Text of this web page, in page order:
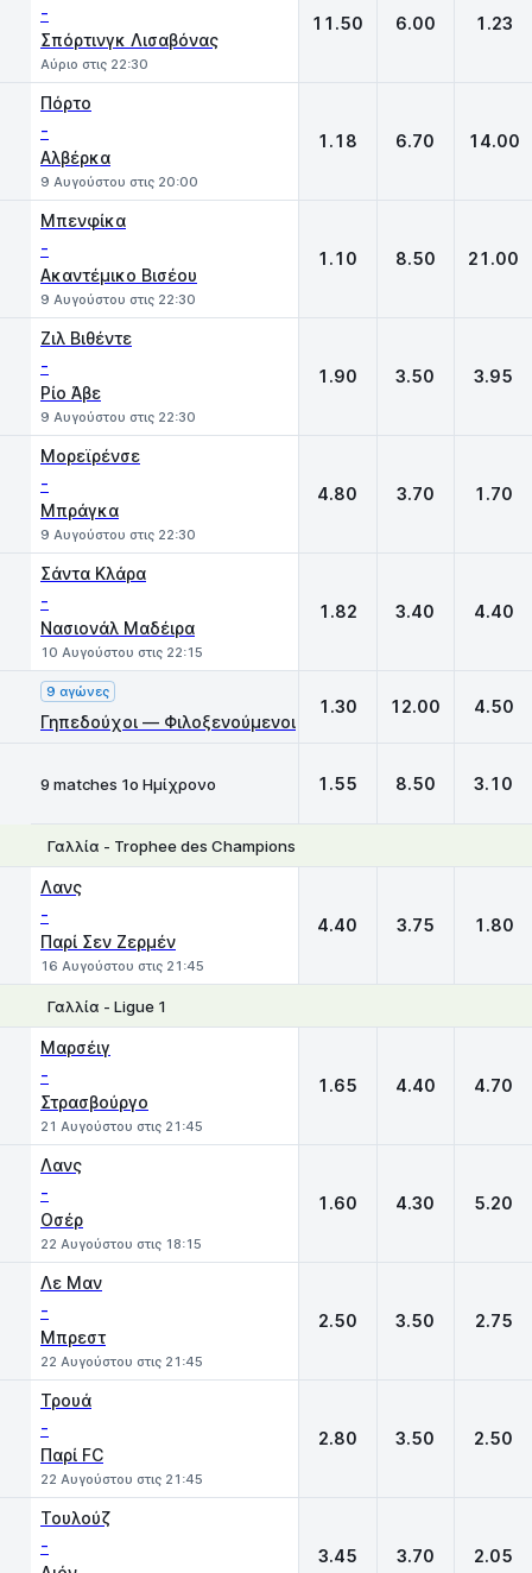
-
Σπόρτινγκ Λισαβόνας
Αύριο στις 22:30
11.50 6.00 1.23
Πόρτο
-
Αλβέρκα
9 Αυγούστου στις 20:00
1.18 6.70 14.00
Μπενφίκα
-
Ακαντέμικο Βισέου
9 Αυγούστου στις 22:30
1.10 8.50 21.00
Ζιλ Βιθέντε
-
Ρίο Άβε
9 Αυγούστου στις 22:30
1.90 3.50 3.95
Μορεϊρένσε
-
Μπράγκα
9 Αυγούστου στις 22:30
4.80 3.70 1.70
Σάντα Κλάρα
-
Νασιονάλ Μαδέιρα
10 Αυγούστου στις 22:15
1.82 3.40 4.40
9 αγώνες
Γηπεδούχοι — Φιλοξενούμενοι
1.30 12.00 4.50
9 matches 1ο Ημίχρονο 1.55 8.50 3.10
Γαλλία - Trophee des Champions
Λανς
-
Παρί Σεν Ζερμέν
16 Αυγούστου στις 21:45
4.40 3.75 1.80
Γαλλία - Ligue 1
Μαρσέιγ
-
Στρασβούργο
21 Αυγούστου στις 21:45
1.65 4.40 4.70
Λανς
-
Οσέρ
22 Αυγούστου στις 18:15
1.60 4.30 5.20
Λε Μαν
-
Μπρεστ
22 Αυγούστου στις 21:45
2.50 3.50 2.75
Τρουά
-
Παρί FC
22 Αυγούστου στις 21:45
2.80 3.50 2.50
Τουλούζ
- 3.45 3.70 2.05